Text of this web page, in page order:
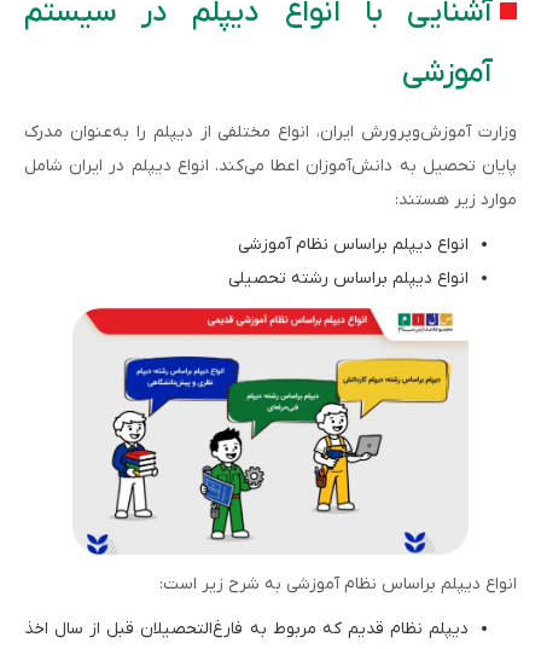
آشنایی با انواع دیپلم در سیستم
آموزشی
وزارت آموزش‌وپرورش ایران، انواع مختلفی از دیپلم را به‌عنوان مدرک
پایان تحصیل به دانش‌آموزان اعطا می‌کند. انواع دیپلم در ایران شامل
موارد زیر هستند:
انواع دیپلم براساس نظام آموزشی
انواع دیپلم براساس رشته تحصیلی
انواع دیپلم براساس نظام آموزشی به شرح زیر است:
دیپلم نظام قدیم که مربوط به فارغ‌التحصیلان قبل از سال اخذ